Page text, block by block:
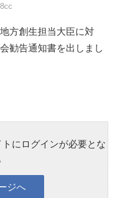
方創生担当大臣に対
勧告通知書を出しまし
にログインが必要とな